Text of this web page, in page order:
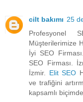
cilt bakımı 25
Profesyonel
Müşterilerimize
İyi SEO
SEO Firması.
İzmir. Elit SEO
ve trafiğini
kapsamlı